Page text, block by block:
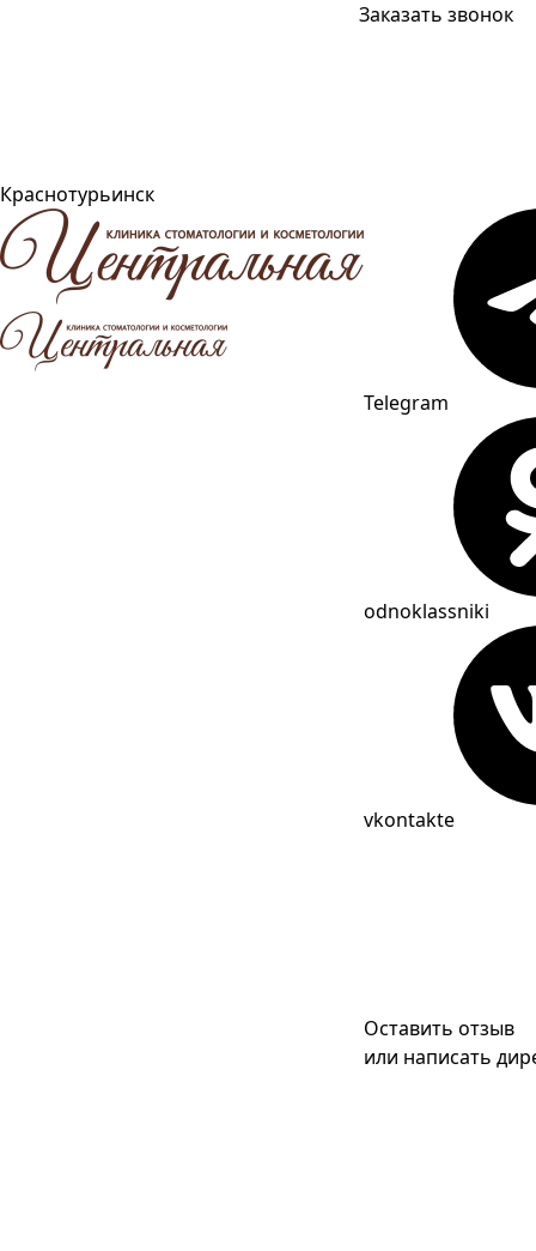
Краснотурьинск
Заказать звонок
Telegram
odnoklassniki
vkontakte
Оставить отзыв
или написать